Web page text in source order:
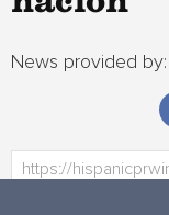
News provided by: